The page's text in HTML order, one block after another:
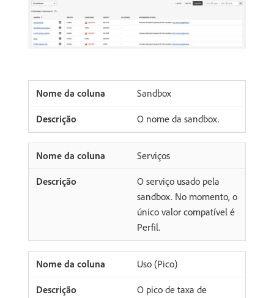
Sandbox
O nome da sandbox.
Serviços
O serviço usado pela
sandbox. No momento, o
único valor compatível é
Perfil.
Uso (Pico)
O pico de taxa de